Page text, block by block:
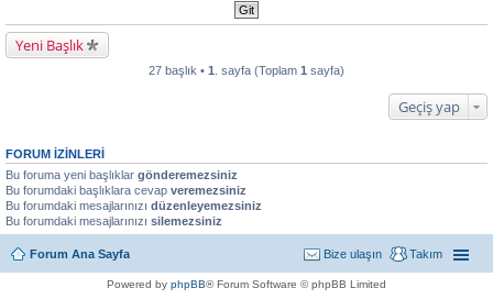
Yeni Başlık
27 başlık • 1 . sayfa (Toplam 1 sayfa)
Geçiş yap
FORUM IZINLERI
Bu foruma yeni başlıklar gönderemezsiniz
Bu forumdaki başlıklara cevap veremezsiniz
Bu forumdaki mesajlarınızı düzenleyemezsiniz
Bu forumdaki mesajlarınızı silemezsiniz
Forum Ana Sayfa Takım
Bize ulaşın
Powered by phpBB® Forum Software © phpBB Limited